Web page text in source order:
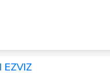
EZVIZ